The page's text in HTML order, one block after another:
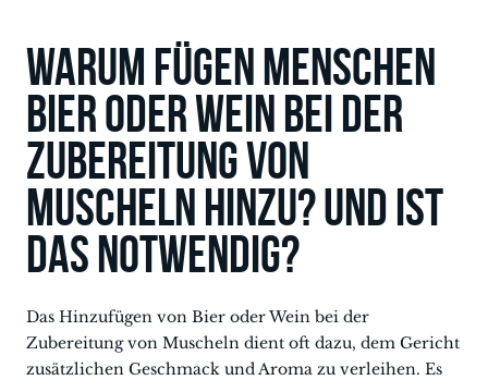
Warum fügen Menschen
Bier oder Wein bei der
Zubereitung von
Muscheln hinzu? Und ist
das notwendig?
Das Hinzufügen von Bier oder Wein bei der
Zubereitung von Muscheln dient oft dazu, dem Gericht
zusätzlichen Geschmack und Aroma zu verleihen. Es